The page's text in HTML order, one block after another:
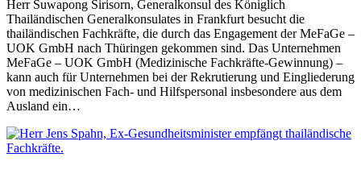
Herr Suwapong Sirisorn, Generalkonsul des Königlich
Thailändischen Generalkonsulates in Frankfurt besucht die
thailändischen Fachkräfte, die durch das Engagement der MeFaGe –
UOK GmbH nach Thüringen gekommen sind. Das Unternehmen
MeFaGe – UOK GmbH (Medizinische Fachkräfte-Gewinnung) –
kann auch für Unternehmen bei der Rekrutierung und Eingliederung
von medizinischen Fach- und Hilfspersonal insbesondere aus dem
Ausland ein…